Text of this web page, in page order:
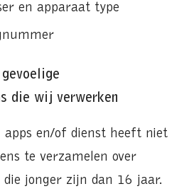
en apparaat type
die wij verwerken
apps en/of dienst heeft niet
te verzamelen over
die jonger zijn dan 16 jaar.